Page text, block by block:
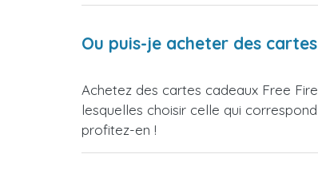
Ou puis-je acheter des
Achetez des cartes cadeaux Free
lesquelles choisir celle qui
profitez-en !